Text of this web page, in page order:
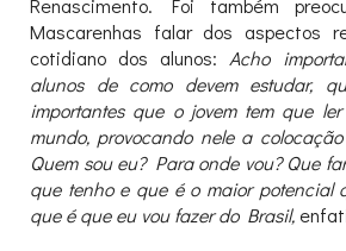
Renascimento. Foi também
Mascarenhas falar dos aspectos
cotidiano dos alunos: Acho
alunos de como devem estudar,
importantes que o jovem tem que
mundo, provocando nele a
Quem sou eu? Para onde vou? Que
que tenho e que é o maior potencial
que é que eu vou fazer do Brasil,